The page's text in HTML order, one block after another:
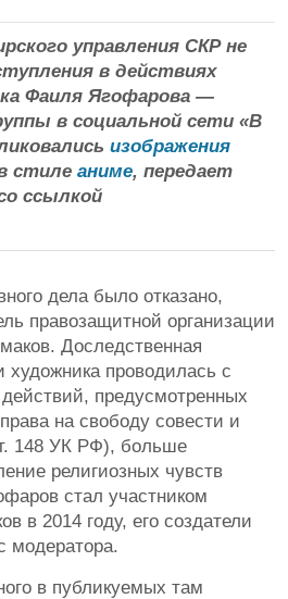
управления СКР не
в действиях
Фаиля Ягофарова —
в социальной сети «В
изображения
стиле аниме, передает
ссылкой
дела было отказано,
правозащитной организации
Доследственная
художника проводилась с
предусмотренных
на свободу совести и
148 УК РФ), больше
религиозных чувств
стал участником
в 2014 году, его создатели
модератора.
в публикуемых там